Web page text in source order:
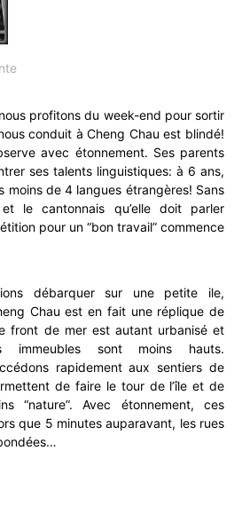
profitons du week-end pour sortir
conduit à Cheng Chau est blindé!
avec étonnement. Ses parents
ses talents linguistiques: à 6 ans,
moins de 4 langues étrangères! Sans
le cantonnais qu’elle doit parler
pour un “bon travail” commence
débarquer sur une petite ile,
Chau est en fait une réplique de
front de mer est autant urbanisé et
immeubles sont moins hauts.
rapidement aux sentiers de
de faire le tour de l’île et de
“nature”. Avec étonnement, ces
que 5 minutes auparavant, les rues